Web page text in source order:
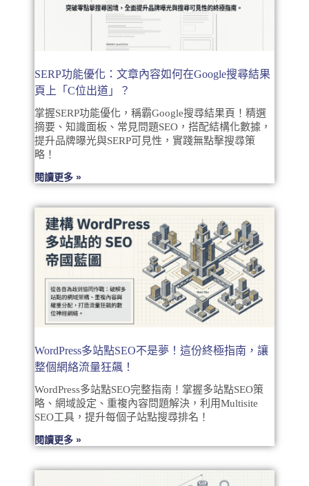
SERP功能優化：文章內容如何在Google搜尋結果
頁上「C位出道」？
掌握SERP功能優化，稱霸Google搜尋結果頁！精選
摘要、知識面板、常見問題SEO，搭配結構化數據，
提升品牌曝光與SERP可見性，實踐無點擊搜尋策
略！
閱讀更多 »
WordPress多站點SEO不是夢！這份終極指南，讓
整個網絡流量狂飆！
WordPress多站點SEO完整指南！掌握多站點SEO策
略、網域設定、重複內容問題解決，利用Multisite
SEO工具，提升每個子站點搜尋排名！
閱讀更多 »